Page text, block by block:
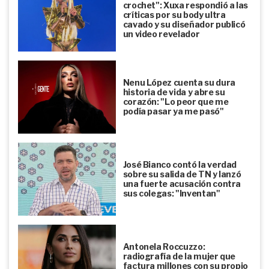
crochet": Xuxa respondió a las
críticas por su body ultra
cavado y su diseñador publicó
un video revelador
Nenu López cuenta su dura
historia de vida y abre su
corazón: "Lo peor que me
podía pasar ya me pasó"
José Bianco contó la verdad
sobre su salida de TN y lanzó
una fuerte acusación contra
sus colegas: "Inventan"
Antonela Roccuzzo:
radiografía de la mujer que
factura millones con su propio